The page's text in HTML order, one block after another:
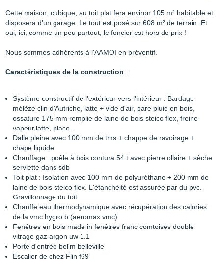
Cette maison, cubique, au toit plat fera environ 105 m² habitable et
disposera d'un garage. Le tout est posé sur 608 m² de terrain. Et
oui, ici, comme un peu partout, le foncier est hors de prix !
Nous sommes adhérents à l'AAMOI en préventif.
Caractéristiques de la construction :
Système constructif de l'extérieur vers l'intérieur : Bardage
mélèze clin d'Autriche, latte + vide d'air, pare pluie en bois,
ossature 175 mm remplie de laine de bois steico flex, freine
vapeur,latte, placo.
Dalle pleine avec 100 mm de tms + chappe de ravoirage +
chape liquide
Chauffage : poêle à bois contura 54 t avec pierre ollaire + sèche
serviette dans sdb
Toit plat : Isolation avec 100 mm de polyuréthane + 200 mm de
laine de bois steico flex. L'étanchéité est assurée par du pvc.
Gravillonnage du toit.
Chauffe eau thermodynamique avec récupération des calories
de la vmc hygro b (aeromax vmc)
Fenêtres en bois made in fenêtres franc comtoises double
vitrage gaz argon uw 1.1
Porte d'entrée bel'm belleville
Escalier de chez Flin f69